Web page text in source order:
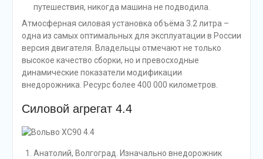
путешествия, никогда машина не подводила.
Атмосферная силовая установка объёма 3.2 литра –
одна из самых оптимальных для эксплуатации в России
версия двигателя. Владельцы отмечают не только
высокое качество сборки, но и превосходные
динамические показатели модификации
внедорожника. Ресурс более 400 000 километров.
Силовой агрегат 4.4
Анатолий, Волгоград. Изначально внедорожник